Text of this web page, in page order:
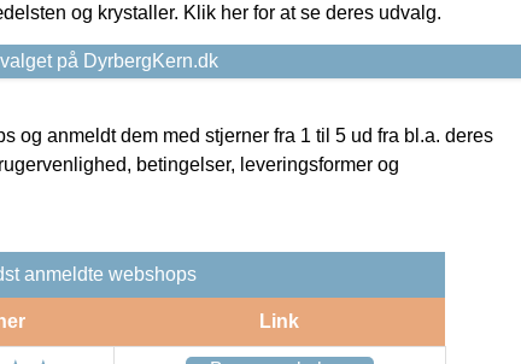
og krystaller. Klik her for at se deres udvalg.
på DyrbergKern.dk
og anmeldt dem med stjerner fra 1 til 5 ud fra bl.a. deres
betingelser, leveringsformer og
anmeldte webshops
Link